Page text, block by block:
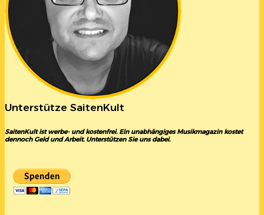
Unterstütze SaitenKult
SaitenKult ist werbe- und kostenfrei. Ein unabhängiges Musikmagazin kostet
dennoch Geld und Arbeit. Unterstützen Sie uns dabei.